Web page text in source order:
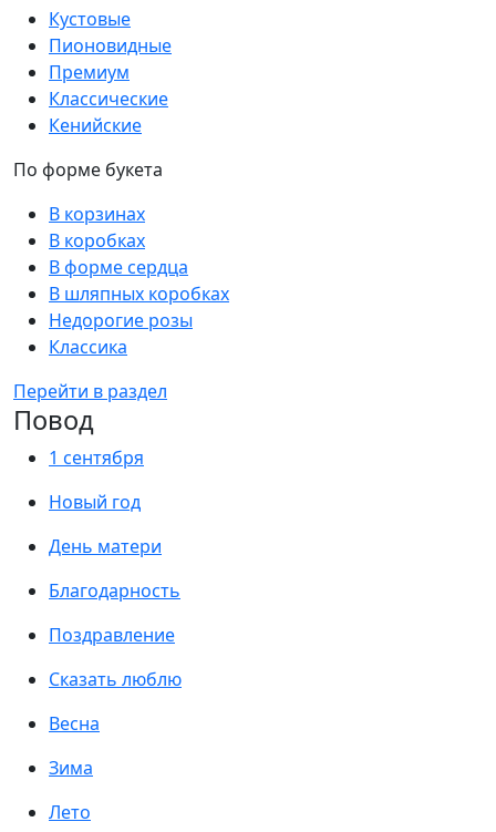
Кустовые
Пионовидные
Премиум
Классические
Кенийские
По форме букета
В корзинах
В коробках
В форме сердца
В шляпных коробках
Недорогие розы
Классика
Перейти в раздел
Повод
1 сентября
Новый год
День матери
Благодарность
Поздравление
Сказать люблю
Весна
Зима
Лето